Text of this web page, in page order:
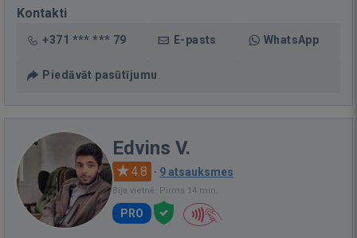
Kontakti
+371 *** *** 79 E-pasts WhatsApp
Piedāvāt pasūtījumu
Edvins V.
4.8 · 9 atsauksmes
Bija vietnē: Pirms 14 min.
PRO